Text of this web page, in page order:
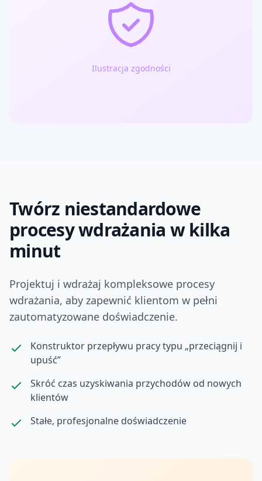
Ilustracja zgodności
Twórz niestandardowe
procesy wdrażania w kilka
minut
Projektuj i wdrażaj kompleksowe procesy
wdrażania, aby zapewnić klientom w pełni
zautomatyzowane doświadczenie.
Konstruktor przepływu pracy typu „przeciągnij i
upuść”
Skróć czas uzyskiwania przychodów od nowych
klientów
Stałe, profesjonalne doświadczenie